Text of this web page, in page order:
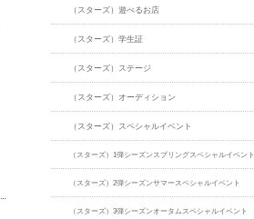
（スターズ）遊べるお店
（スターズ）学生証
（スターズ）ステージ
（スターズ）オーディション
（スターズ）スペシャルイベント
（スターズ）1弾シーズンスプリングスペシャルイベント
（スターズ）2弾シーズンサマースペシャルイベント
（スターズ）3弾シーズンオータムスペシャルイベント